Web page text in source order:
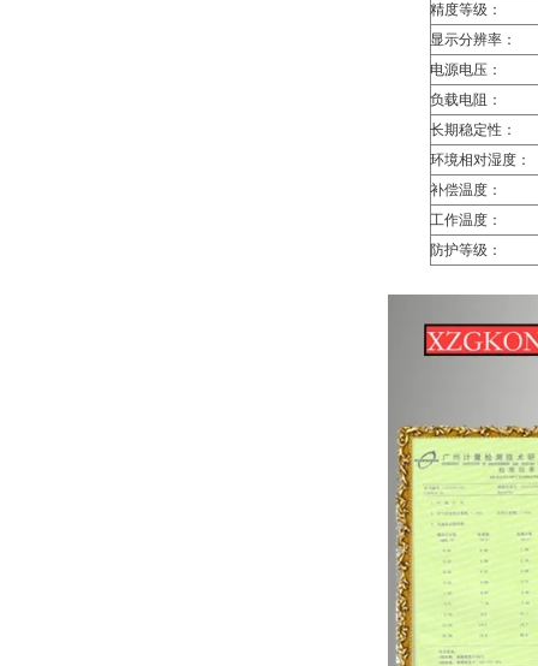
精度等级：
显示分辨率：
电源电压：
负载电阻：
长期稳定性：
环境相对湿度：
补偿温度：
工作温度：
防护等级：